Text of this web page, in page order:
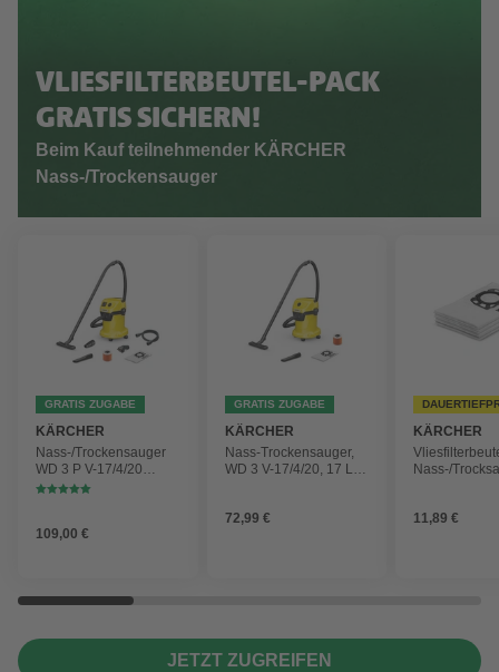
VLIESFILTERBEUTEL-PACK
GRATIS SICHERN!
Beim Kauf teilnehmender KÄRCHER
Nass-/Trockensauger
GRATIS ZUGABE
KÄRCHER
Nass-/Trockensauger
WD 3 P V-17/4/20
Workshop mit
109,00 €
GRATIS ZUGABE
KÄRCHER
Nass-Trockensauger,
WD 3 V-17/4/20, 17 L,
72,99 €
KÄRCHER
Nass-/
4 Stück
11,89 €
JETZT ZUGREIFEN